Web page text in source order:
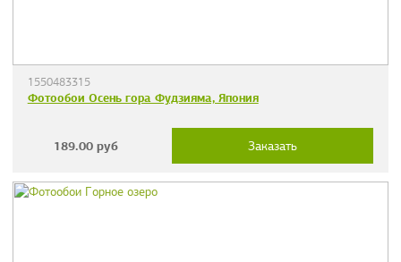
1550483315
Фотообои Осень гора Фудзияма, Япония
189.00 руб Заказать